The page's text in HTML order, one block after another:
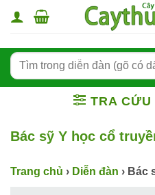
qua
dung
TRA CỨU
Bác sỹ Y học cổ
Trang chủ › Diễn đàn › Bác